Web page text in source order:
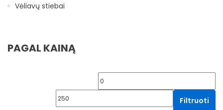
Vėliavų stiebai
PAGAL KAINĄ
Min kaina
Filtruoti